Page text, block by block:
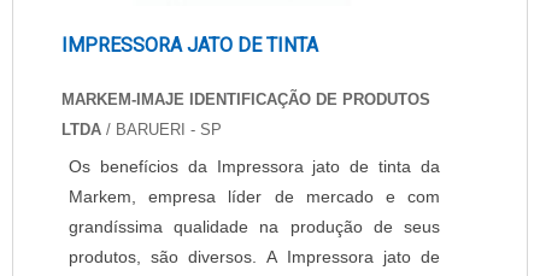
IMPRESSORA JATO DE TINTA
MARKEM-IMAJE IDENTIFICAÇÃO DE PRODUTOS
LTDA / BARUERI - SP
Os benefícios da Impressora jato de tinta da
Markem, empresa líder de mercado e com
grandíssima qualidade na produção de seus
produtos, são diversos. A Impressora jato de